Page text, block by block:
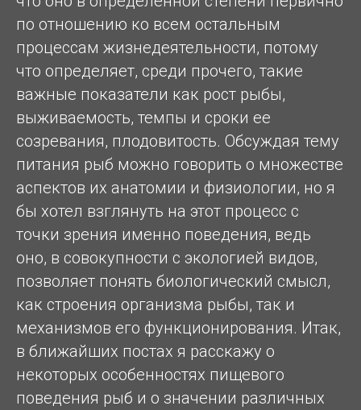
по отношению ко всем остальным
процессам жизнедеятельности, потому
что определяет, среди прочего, такие
важные показатели как рост рыбы,
выживаемость, темпы и сроки ее
созревания, плодовитость. Обсуждая тему
питания рыб можно говорить о множестве
аспектов их анатомии и физиологии, но я
бы хотел взглянуть на этот процесс с
точки зрения именно поведения, ведь
оно, в совокупности с экологией видов,
позволяет понять биологический смысл,
как строения организма рыбы, так и
механизмов его функционирования. Итак,
в ближайших постах я расскажу о
некоторых особенностях пищевого
поведения рыб и о значении различных